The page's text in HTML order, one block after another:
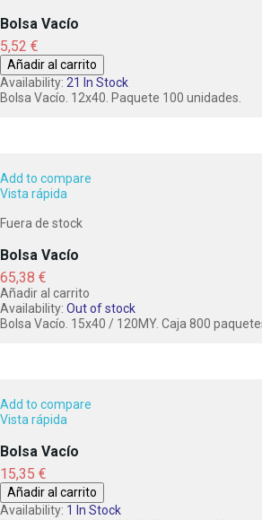
Bolsa Vacío
Precio
5,52 €
Añadir al carrito
Availability: 21 In Stock
Bolsa Vacío. 12x40. Paquete 100 unidades.
Add to compare
Vista rápida
Fuera de stock
Bolsa Vacío
Precio
65,38 €
Añadir al carrito
Availability: Out of stock
Bolsa Vacío. 15x40 / 120MY. Caja 800
Add to compare
Vista rápida
Bolsa Vacío
Precio
15,35 €
Añadir al carrito
Availability: 1 In Stock